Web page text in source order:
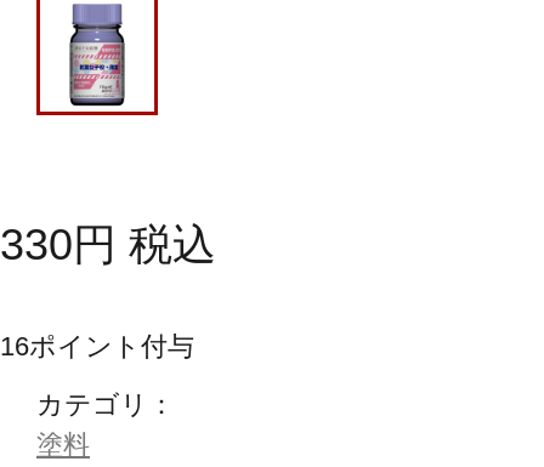
330円 税込
16ポイント付与
カテゴリ：
塗料